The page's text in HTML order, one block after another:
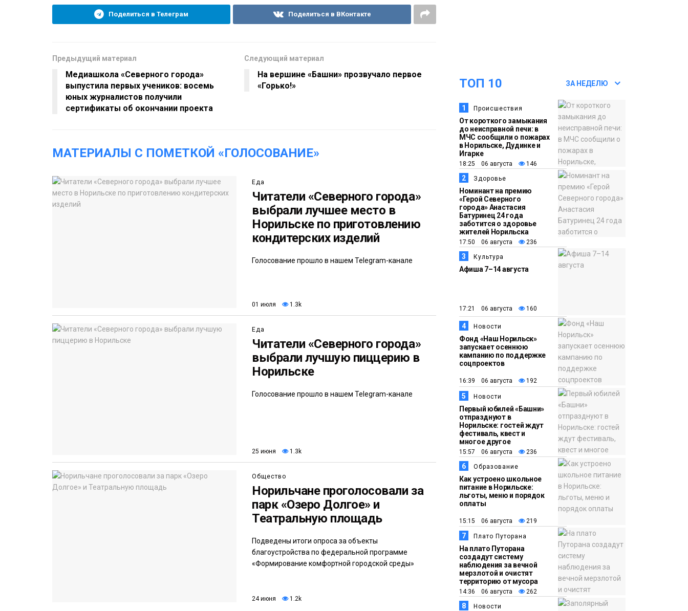
Поделиться в Телеграм Поделиться в ВКонтакте
Предыдущий материал
Медиашкола «Северного города»
выпустила первых учеников: восемь
юных журналистов получили
сертификаты об окончании проекта
Следующий материал
На вершине «Башни» прозвучало первое
«Горько!»
МАТЕРИАЛЫ С ПОМЕТКОЙ «ГОЛОСОВАНИЕ»
Еда
Читатели «Северного города»
выбрали лучшее место в
Норильске по приготовлению
кондитерских изделий
Голосование прошло в нашем Telegram-канале
01 июля 1.3k
Еда
Читатели «Северного города»
выбрали лучшую пиццерию в
Норильске
Голосование прошло в нашем Telegram-канале
25 июня 1.3k
Общество
Норильчане проголосовали за
парк «Озеро Долгое» и
Театральную площадь
Подведены итоги опроса за объекты
благоустройства по федеральной программе
«Формирование комфортной городской среды»
24 июня 1.2k
14:36
Плато
Путорана
На плато Путорана
создадут систему
наблюдения за вечной
мерзлотой и очистят
территорию от мусора
13:47
Новости
Заполярный
транспортный филиал
в Дудинке
заасфальтировал 47
тысяч «квадратов»
грузовых площадок
Животные
закрыли из-за
появления медведя
12:25
Проекты
Медиакомпании
Барнаул обошёл
Красноярск в
списке городов,
откуда приехали
норильчане
ТОП 10 ЗА НЕДЕЛЮ
1 Происшествия
От короткого замыкания
до неисправной печи: в
МЧС сообщили о пожарах
в Норильске, Дудинке и
Игарке
18:25 06 августа 146
2 Здоровье
Номинант на премию
«Герой Северного
города» Анастасия
Батуринец 24 года
заботится о здоровье
жителей Норильска
17:50 06 августа 236
3 Культура
Афиша 7–14 августа
17:21 06 августа 160
4 Новости
Фонд «Наш Норильск»
запускает осеннюю
кампанию по поддержке
соцпроектов
16:39 06 августа 192
5 Новости
Первый юбилей «Башни»
отпразднуют в
Норильске: гостей ждут
фестиваль, квест и
многое другое
15:57 06 августа 236
6 Образование
Как устроено школьное
питание в Норильске:
льготы, меню и порядок
оплаты
15:15 06 августа 219
7 Плато Путорана
На плато Путорана
создадут систему
наблюдения за вечной
мерзлотой и очистят
территорию от мусора
14:36 06 августа 262
8 Новости